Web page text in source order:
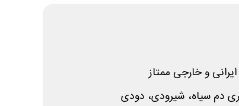
و خارجی ممتاز
دم سیاه، شیرودی، دودی